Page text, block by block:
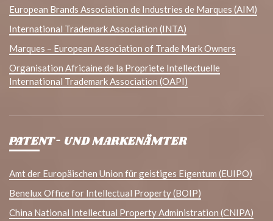
European Brands Association de Industries de Marques (AIM)
International Trademark Association (INTA)
Marques – European Association of Trade Mark Owners
Organisation Africaine de la Propriete Intellectuelle
International Trademark Association (OAPI)
PATENT- UND MARKENÄMTER
Amt der Europäischen Union für geistiges Eigentum (EUIPO)
Benelux Office for Intellectual Property (BOIP)
China National Intellectual Property Administration (CNIPA)